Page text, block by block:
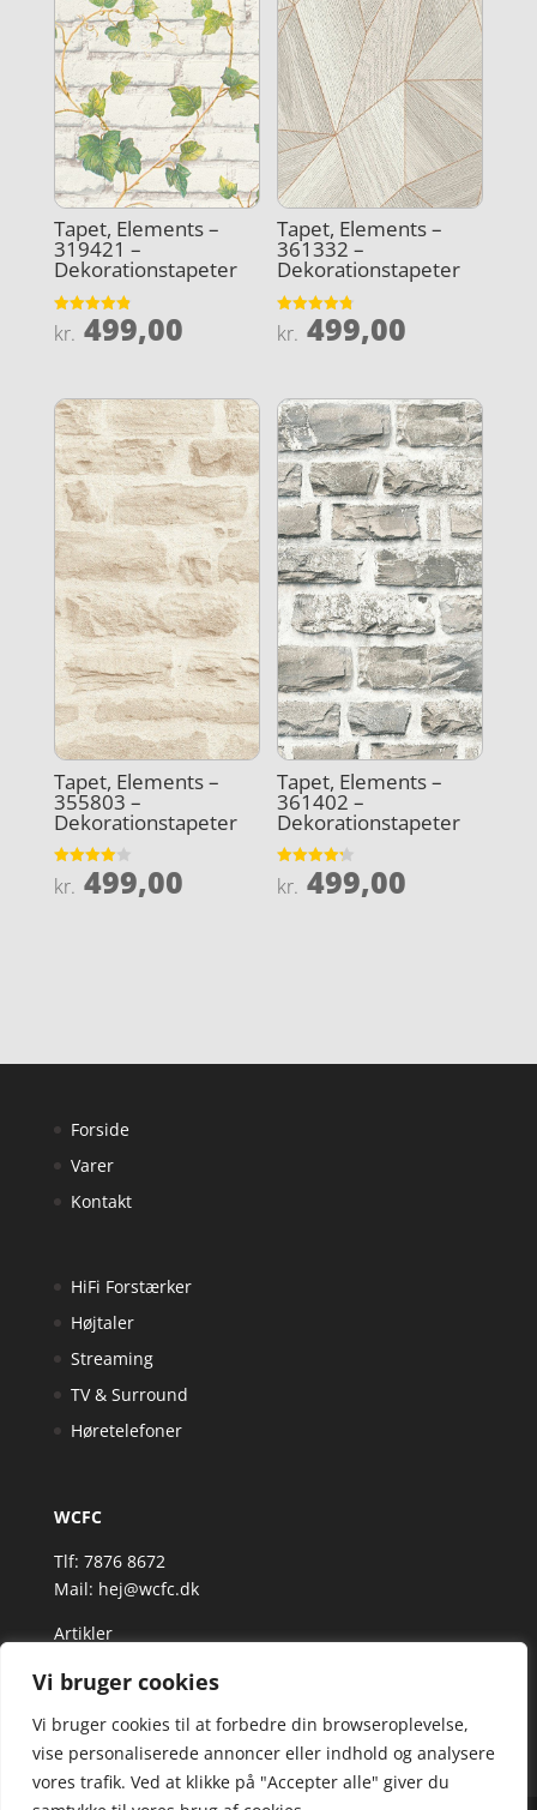
Vi bruger cookies
Vi bruger cookies til at forbedre din browseroplevelse,
vise personaliserede annoncer eller indhold og analysere
vores trafik. Ved at klikke på "Accepter alle" giver du
Tapet, Elements –
319421 –
Dekorationstapeter
Vurderet
4.9
kr. 499,00
Tapet, Elements –
361332 –
Dekorationstapeter
Vurderet
4.8
kr. 499,00
Tapet, Elements –
355803 –
Dekorationstapeter
Vurderet
4
kr. 499,00
Tapet, Elements –
361402 –
Dekorationstapeter
Vurderet
4.2
kr. 499,00
Forside
Varer
Kontakt
HiFi Forstærker
Højtaler
Streaming
TV & Surround
Høretelefoner
WCFC
Tlf: 7876 8672
Mail: hej@wcfc.dk
Artikler